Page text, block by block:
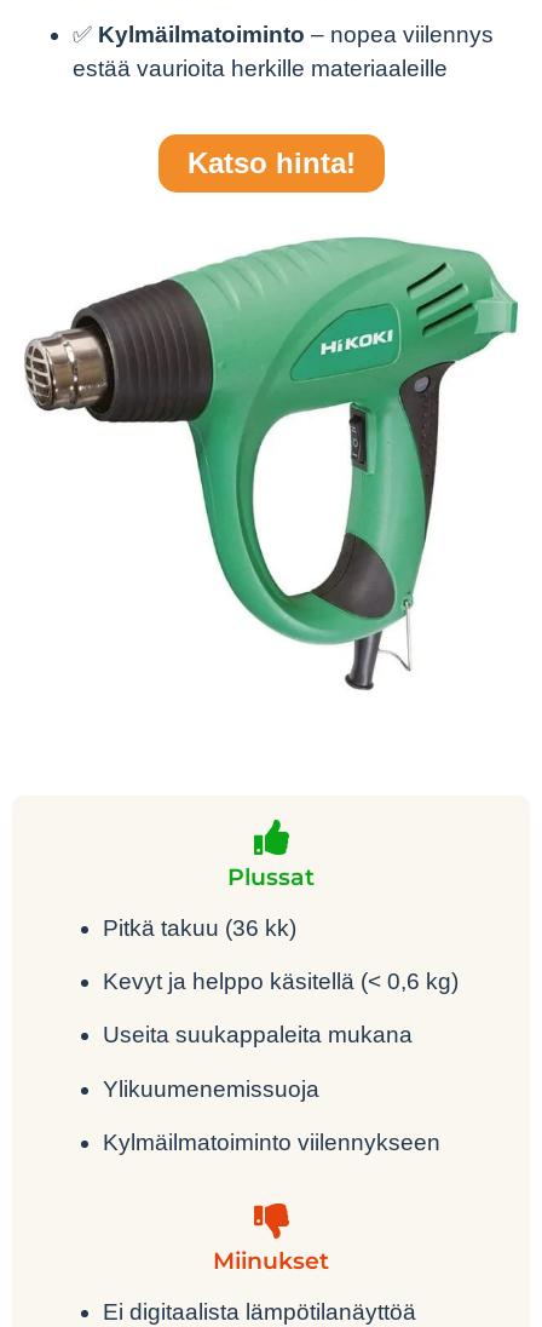
✅ Kylmäilmatoiminto – nopea viilennys
estää vaurioita herkille materiaaleille
Katso hinta!
Plussat
Pitkä takuu (36 kk)
Kevyt ja helppo käsitellä (< 0,6 kg)
Useita suukappaleita mukana
Ylikuumenemissuoja
Kylmäilmatoiminto viilennykseen
Miinukset
Ei digitaalista lämpötilanäyttöä